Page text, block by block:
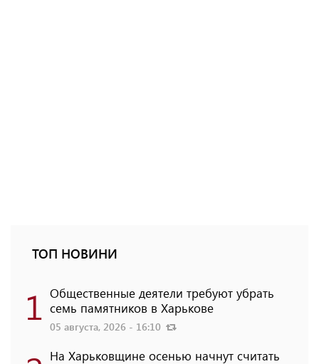
ТОП НОВИНИ
1 Общественные деятели требуют убрать
семь памятников в Харькове
05 августа, 2026 - 16:10
На Харьковщине осенью начнут считать